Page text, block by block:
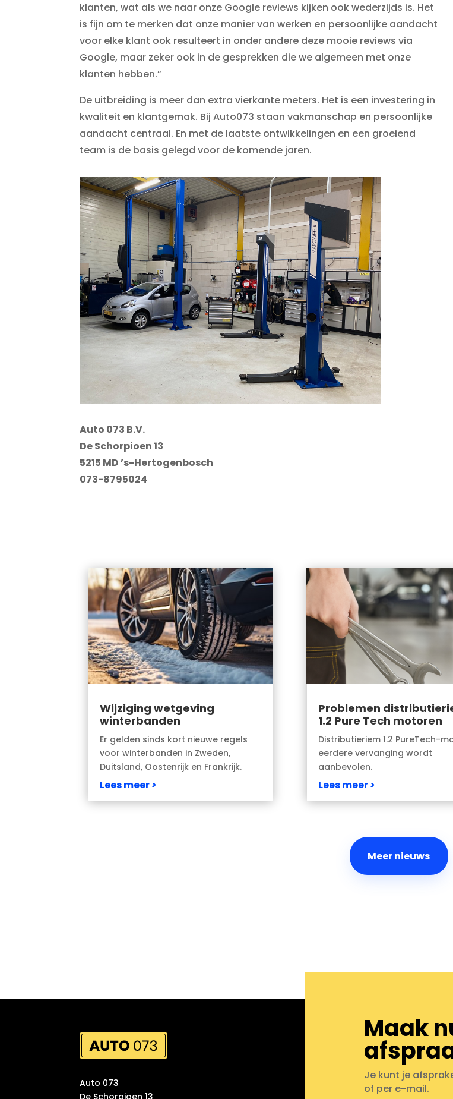
klanten, wat als we naar onze Google reviews kijken ook wederzijds is. Het
is fijn om te merken dat onze manier van werken en persoonlijke aandacht
voor elke klant ook resulteert in onder andere deze mooie reviews via
Google, maar zeker ook in de gesprekken die we algemeen met onze
klanten hebben.”
De uitbreiding is meer dan extra vierkante meters. Het is een investering in
kwaliteit en klantgemak. Bij Auto073 staan vakmanschap en persoonlijke
aandacht centraal. En met de laatste ontwikkelingen en een groeiend
team is de basis gelegd voor de komende jaren.
Auto 073 B.V.
De Schorpioen 13
5215 MD ’s-Hertogenbosch
073-8795024
Wijziging wetgeving
winterbanden
Er gelden sinds kort nieuwe regels
voor winterbanden in Zweden,
Duitsland, Oostenrijk en Frankrijk.
Lees meer
Problemen
1.2 Pure Tech motoren
Distributieriem 1.2 PureTech-
eerdere vervanging wordt
aanbevolen.
Lees meer
Meer nieuws
Auto 073
Maak
Je kunt je
of per e-mail.